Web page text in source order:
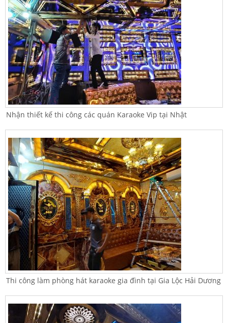
Nhận thiết kế thi công các quán Karaoke Vip tại Nhật
Thi công làm phòng hát karaoke gia đình tại Gia Lộc Hải Dương